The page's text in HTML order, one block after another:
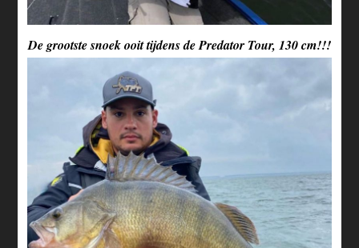
De grootste snoek ooit tijdens de Predator Tour, 130 cm!!!